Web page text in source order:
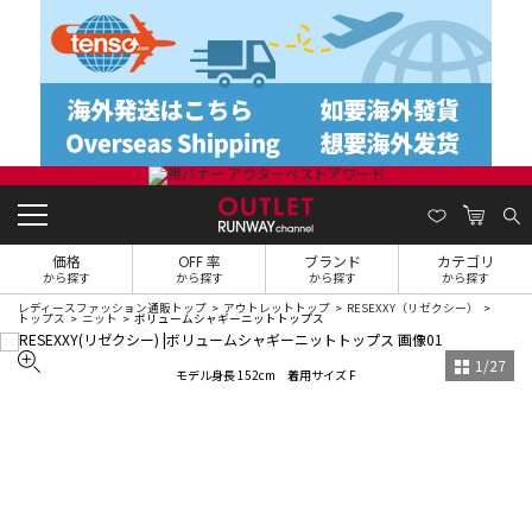
価格
から探す
OFF 率
から探す
ブランド
から探す
カテゴリ
から探す
レディースファッション通販トップ アウトレットトップ RESEXXY（リゼクシー）
トップス ニット ボリュームシャギーニットトップス
モデル身長 152cm 着用サイズ F 1 /27